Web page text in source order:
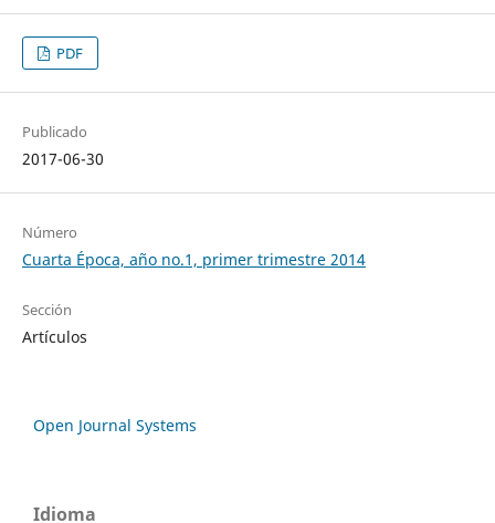
PDF
Publicado
2017-06-30
Número
Cuarta Época, año no.1, primer trimestre 2014
Sección
Artículos
Open Journal Systems
Idioma